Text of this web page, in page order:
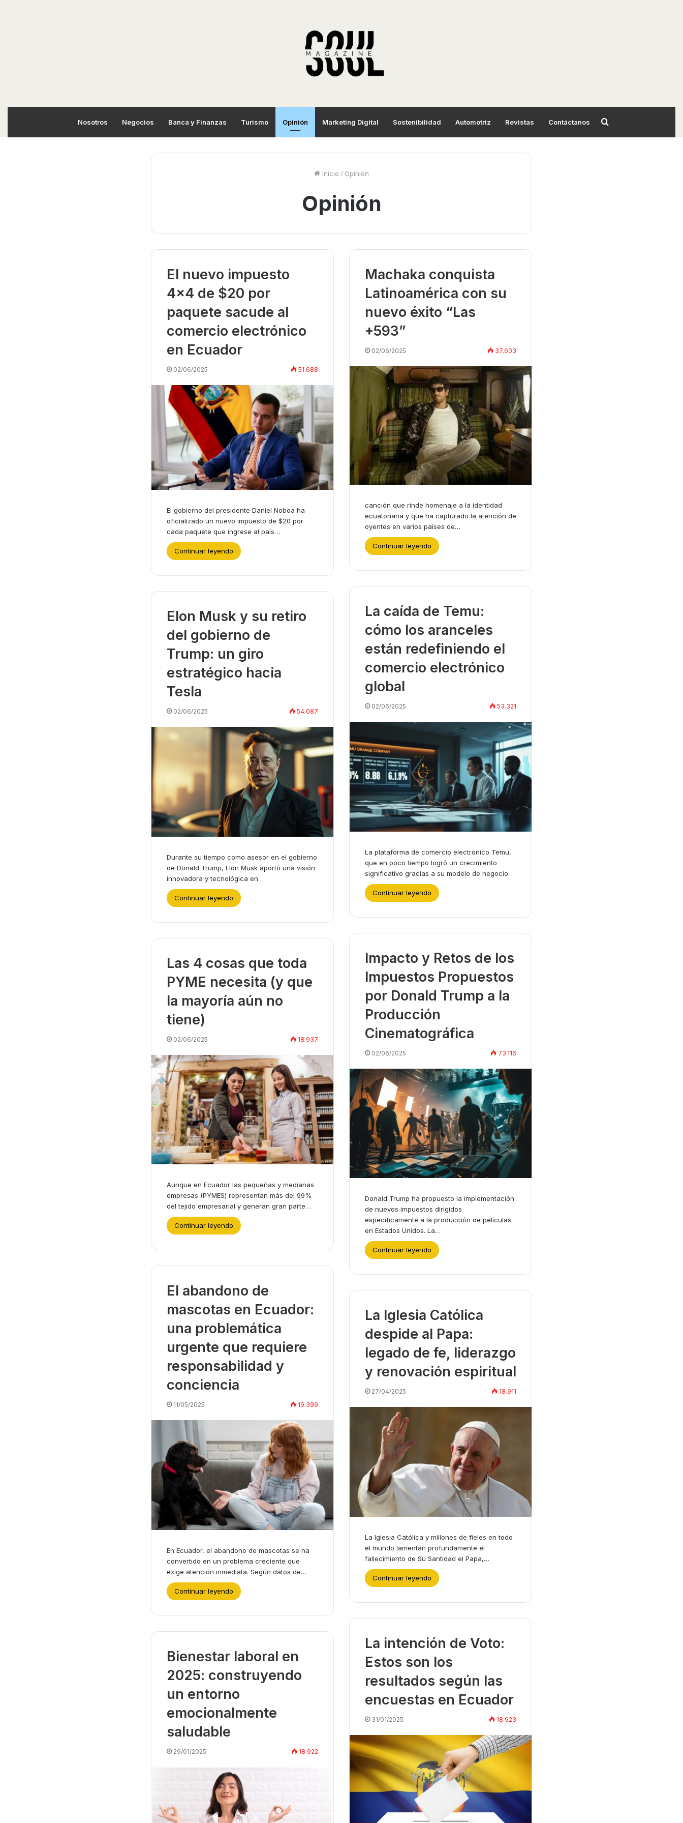
Nosotros Negocios Banca y Finanzas Turismo Opinión Marketing Digital Sostenibilidad Automotriz Revistas Contáctanos
Inicio / Opinión
Opinión
El nuevo impuesto
4×4 de $20 por
paquete sacude al
comercio electrónico
en Ecuador
02/06/2025 51.688
El gobierno del presidente Daniel Noboa ha
oficializado un nuevo impuesto de $20 por
cada paquete que ingrese al país…
Continuar leyendo
Machaka conquista
Latinoamérica con su
nuevo éxito “Las
+593”
02/06/2025 37.603
canción que rinde homenaje a la identidad
ecuatoriana y que ha capturado la atención de
oyentes en varios países de…
Continuar leyendo
La caída de Temu:
cómo los aranceles
están redefiniendo el
comercio electrónico
global
02/06/2025 53.321
La plataforma de comercio electrónico Temu,
que en poco tiempo logró un crecimiento
significativo gracias a su modelo de negocio…
Continuar leyendo
Elon Musk y su retiro
del gobierno de
Trump: un giro
estratégico hacia
Tesla
02/06/2025 54.087
Durante su tiempo como asesor en el gobierno
de Donald Trump, Elon Musk aportó una visión
innovadora y tecnológica en…
Continuar leyendo
Impacto y Retos de los
Impuestos Propuestos
por Donald Trump a la
Producción
Cinematográfica
02/06/2025 73.116
Donald Trump ha propuesto la implementación
de nuevos impuestos dirigidos
específicamente a la producción de películas
en Estados Unidos. La…
Continuar leyendo
Las 4 cosas que toda
PYME necesita (y que
la mayoría aún no
tiene)
02/06/2025 18.937
Aunque en Ecuador las pequeñas y medianas
empresas (PYMES) representan más del 99%
del tejido empresarial y generan gran parte…
Continuar leyendo
El abandono de
mascotas en Ecuador:
una problemática
urgente que requiere
responsabilidad y
conciencia
11/05/2025 19.399
En Ecuador, el abandono de mascotas se ha
convertido en un problema creciente que
exige atención inmediata. Según datos de…
Continuar leyendo
La Iglesia Católica
despide al Papa:
legado de fe, liderazgo
y renovación espiritual
27/04/2025 18.911
La Iglesia Católica y millones de fieles en todo
el mundo lamentan profundamente el
fallecimiento de Su Santidad el Papa,…
Continuar leyendo
La intención de Voto:
Estos son los
resultados según las
encuestas en Ecuador
31/01/2025 18.923
Bienestar laboral en
2025: construyendo
un entorno
emocionalmente
saludable
29/01/2025 18.922